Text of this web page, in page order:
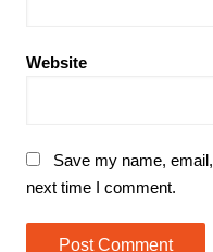
Website
Save my name,
next time I comment.